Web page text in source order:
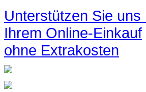
Unterstützen Sie uns
Ihrem Online-Einkauf
ohne Extrakosten